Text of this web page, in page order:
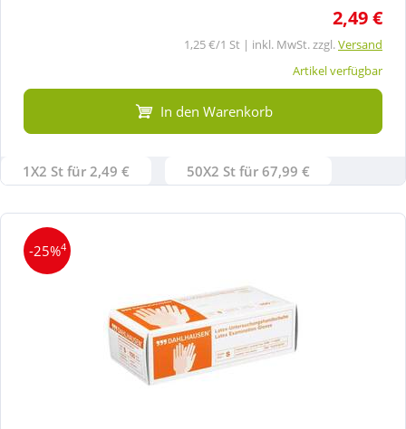
2,49 €
1,25 €/1 St | inkl. MwSt. zzgl.Versand
Artikel verfügbar
In den Warenkorb
1X2 St für 2,49 € 50X2 St für 67,99 €
-25%4